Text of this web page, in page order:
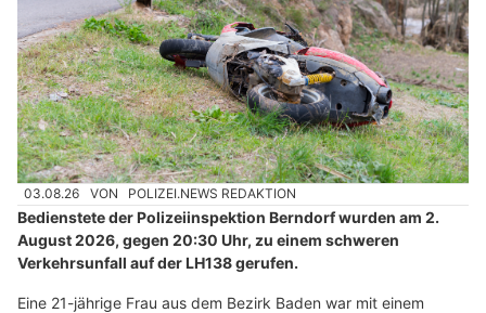
03.08.26 VON POLIZEI.NEWS REDAKTION
Bedienstete der Polizeiinspektion Berndorf wurden am 2.
August 2026, gegen 20:30 Uhr, zu einem schweren
Verkehrsunfall auf der LH138 gerufen.
Eine 21-jährige Frau aus dem Bezirk Baden war mit einem